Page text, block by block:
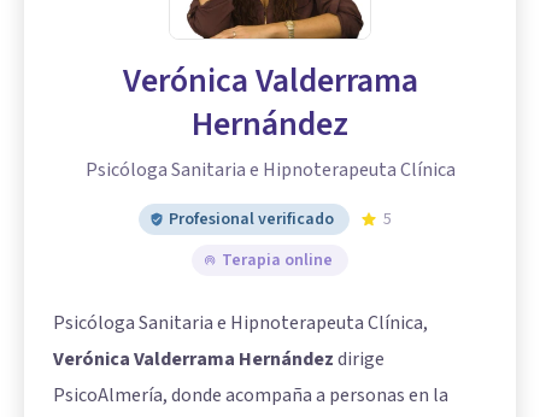
Verónica Valderrama
Hernández
Psicóloga Sanitaria e Hipnoterapeuta Clínica
Profesional verificado
5
Terapia online
Psicóloga Sanitaria e Hipnoterapeuta Clínica,
Verónica Valderrama Hernándezdirige
PsicoAlmería, donde acompaña a personas en la